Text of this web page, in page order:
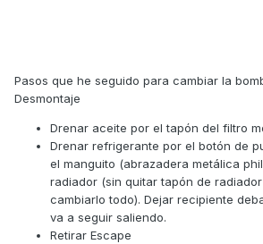
Pasos que he seguido para cambiar la
Desmontaje
Drenar aceite por el tapón del filtro
Drenar refrigerante por el botón de
el manguito (abrazadera metálica
radiador (sin quitar tapón de
cambiarlo todo). Dejar recipiente
va a seguir saliendo.
Retirar Escape